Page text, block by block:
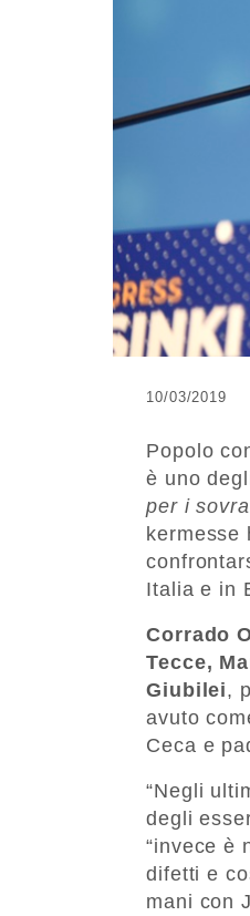
10/03/2019
Popolo
è uno
per i
kermesse
Italia e in
Corrado
Tecce,
Giubilei,
avuto
Ceca e
“Negli
degli
“invece è
difetti e
mani con